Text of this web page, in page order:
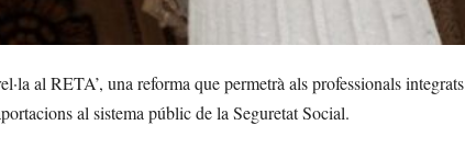
al RETA’, una reforma que permetrà als professionals integrats
al sistema públic de la Seguretat Social.